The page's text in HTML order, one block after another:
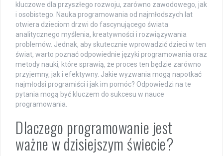
kluczowe dla przyszłego rozwoju, zarówno zawodowego, jak
i osobistego. Nauka programowania od najmłodszych lat
otwiera dzieciom drzwi do fascynującego świata
analitycznego myślenia, kreatywności i rozwiązywania
problemów. Jednak, aby skutecznie wprowadzić dzieci w ten
świat, warto poznać odpowiednie języki programowania oraz
metody nauki, które sprawią, że proces ten będzie zarówno
przyjemny, jak i efektywny. Jakie wyzwania mogą napotkać
najmłodsi programiści i jak im pomóc? Odpowiedzi na te
pytania mogą być kluczem do sukcesu w nauce
programowania.
Dlaczego programowanie jest
ważne w dzisiejszym świecie?